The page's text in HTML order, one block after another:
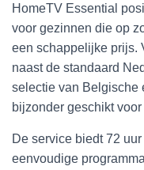
HomeTV Essential
voor gezinnen die op
een schappelijke prijs.
naast de standaard
selectie van Belgische
bijzonder geschikt voor
De service biedt 72
eenvoudige